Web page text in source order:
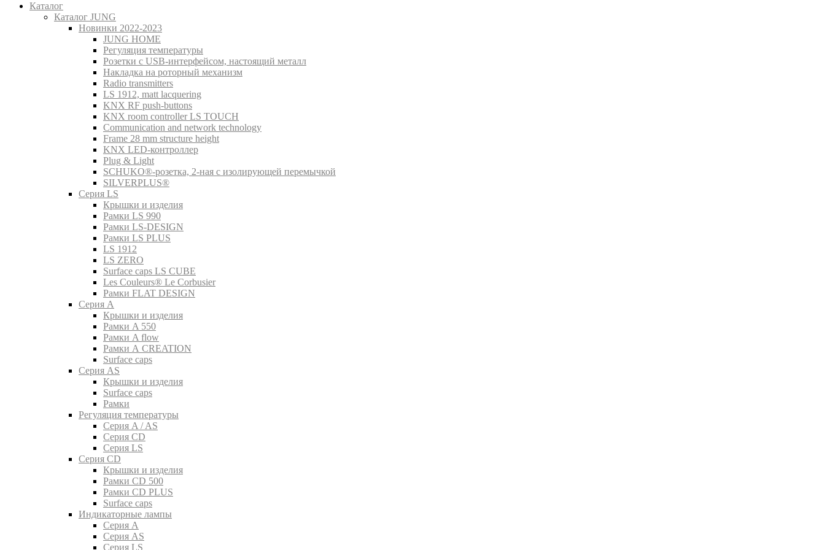
Каталог
Каталог JUNG
Новинки 2022-2023
JUNG HOME
Регуляция температуры
Розетки с USB-интерфейсом, настоящий металл
Накладка на роторный механизм
Radio transmitters
LS 1912, matt lacquering
KNX RF push-buttons
KNX room controller LS TOUCH
Communication and network technology
Frame 28 mm structure height
KNX LED-контроллер
Plug & Light
SCHUKO®-розетка, 2-ная с изолирующей перемычкой
SILVERPLUS®
Серия LS
Крышки и изделия
Рамки LS 990
Рамки LS-DESIGN
Рамки LS PLUS
LS 1912
LS ZERO
Surface caps LS CUBE
Les Couleurs® Le Corbusier
Рамки FLAT DESIGN
Серия A
Крышки и изделия
Рамки A 550
Рамки A flow
Рамки A CREATION
Surface caps
Серия AS
Крышки и изделия
Surface caps
Рамки
Регуляция температуры
Серия A / AS
Серия CD
Серия LS
Серия CD
Крышки и изделия
Рамки CD 500
Рамки CD PLUS
Surface caps
Индикаторные лампы
Серия A
Серия AS
Серия LS